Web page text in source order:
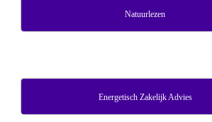
Natuurlezen
Energetisch Zakelijk Advies